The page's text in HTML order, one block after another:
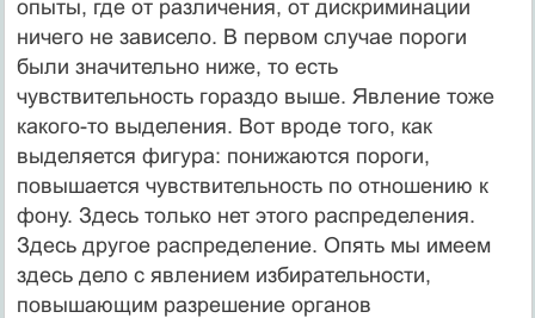
опыты, где от различения, от дискриминации
ничего не зависело. В первом случае пороги
были значительно ниже, то есть
чувствительность гораздо выше. Явление тоже
какого-то выделения. Вот вроде того, как
выделяется фигура: понижаются пороги,
повышается чувствительность по отношению к
фону. Здесь только нет этого распределения.
Здесь другое распределение. Опять мы имеем
здесь дело с явлением избирательности,
повышающим разрешение органов